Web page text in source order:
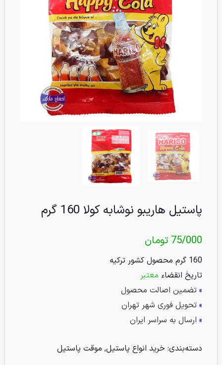
پاستیل هاریبو نوشابه کولا 160 گرم
75/000 تومان
160 گرم محصول کشور ترکیه
تاریخ انقضاء معتبر
» تضمین اصالت محصول
» تحویل فوری شهر تهران
» ارسال به سراسر ایران
دسته‌بندی: خرید انواع پاستیل, موقت پاستیل